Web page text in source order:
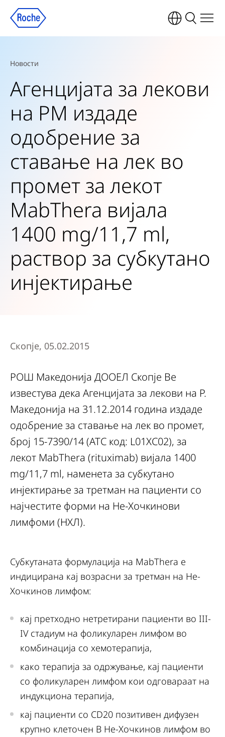
Новости
Агенцијата за лекови
на РМ издаде
одобрение за
ставање на лек во
промет за лекот
MabThera вијала
1400 mg/11,7 ml,
раствор за субкутано
инјектирање
Скопје, 05.02.2015
РОШ Македонија ДООЕЛ Скопје Ве
известува дека Агенцијата за лекови на Р.
Македонија на 31.12.2014 година издаде
одобрение за ставање на лек во промет,
број 15-7390/14 (ATC код: L01XC02), за
лекот MabThera (rituximab) вијала 1400
mg/11,7 ml, наменета за субкутано
инјектирање за третман на пациенти со
најчестите форми на Не-Хочкинови
лимфоми (НХЛ).
Субкутаната формулација на MabThera е
индицирана кај возрасни за третман на Не-
Хочкинов лимфом:
кај претходно нетретирани пациенти во III-
IV стадиум на фоликуларен лимфом во
комбинација со хемотерапија,
како терапија за одржување, кај пациенти
со фоликуларен лимфом кои одговараат на
индукциона терапија,
кај пациенти со CD20 позитивен дифузен
крупно клеточен B Не-Хочкинов лимфом во